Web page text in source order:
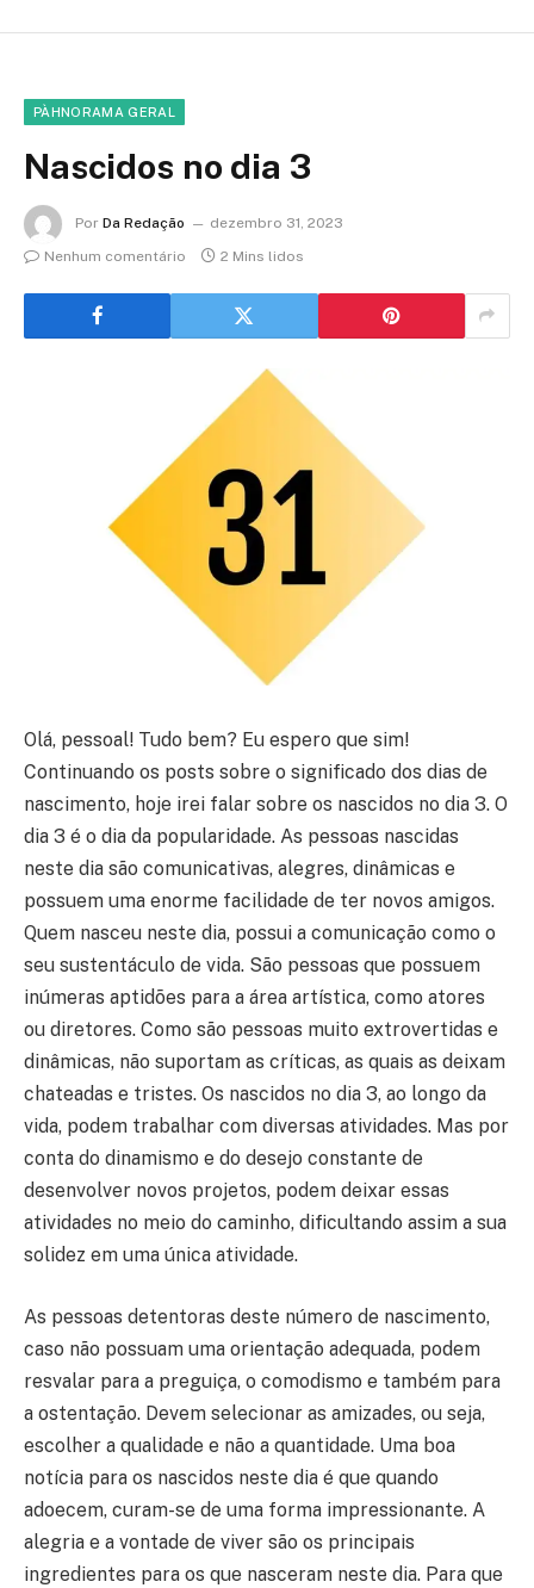
PÀHNORAMA GERAL
Nascidos no dia 3
Por Da Redação
dezembro 31, 2023
Nenhum comentário
2 Mins lidos
Olá, pessoal! Tudo bem? Eu espero que sim!
Continuando os posts sobre o significado dos dias de
nascimento, hoje irei falar sobre os nascidos no dia 3. O
dia 3 é o dia da popularidade. As pessoas nascidas
neste dia são comunicativas, alegres, dinâmicas e
possuem uma enorme facilidade de ter novos amigos.
Quem nasceu neste dia, possui a comunicação como o
seu sustentáculo de vida. São pessoas que possuem
inúmeras aptidões para a área artística, como atores
ou diretores. Como são pessoas muito extrovertidas e
dinâmicas, não suportam as críticas, as quais as deixam
chateadas e tristes. Os nascidos no dia 3, ao longo da
vida, podem trabalhar com diversas atividades. Mas por
conta do dinamismo e do desejo constante de
desenvolver novos projetos, podem deixar essas
atividades no meio do caminho, dificultando assim a sua
solidez em uma única atividade.
As pessoas detentoras deste número de nascimento,
caso não possuam uma orientação adequada, podem
resvalar para a preguiça, o comodismo e também para
a ostentação. Devem selecionar as amizades, ou seja,
escolher a qualidade e não a quantidade. Uma boa
notícia para os nascidos neste dia é que quando
adoecem, curam-se de uma forma impressionante. A
alegria e a vontade de viver são os principais
ingredientes para os que nasceram neste dia. Para que